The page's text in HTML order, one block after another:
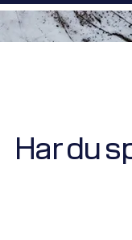
Har du